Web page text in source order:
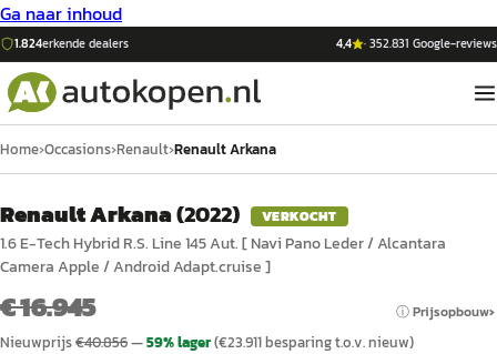
Ga naar inhoud
1.824erkende dealers 4,4 ·352.831 Google-reviews
Home›Occasions›Renault›Renault Arkana
Renault Arkana(2022) VERKOCHT
1.6 E-Tech Hybrid R.S. Line 145 Aut. [ Navi Pano Leder / Alcantara
Camera Apple / Android Adapt.cruise ]
€ 16.945 ⓘ Prijsopbouw
Nieuwprijs€40.856—59% lager(€23.911besparing t.o.v. nieuw)